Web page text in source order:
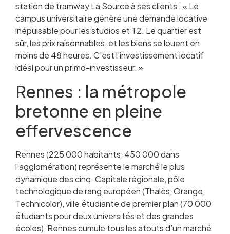
station de tramway La Source à ses clients : « Le
campus universitaire génère une demande locative
inépuisable pour les studios et T2. Le quartier est
sûr, les prix raisonnables, et les biens se louent en
moins de 48 heures. C’est l’investissement locatif
idéal pour un primo-investisseur. »
Rennes : la métropole
bretonne en pleine
effervescence
Rennes (225 000 habitants, 450 000 dans
l’agglomération) représente le marché le plus
dynamique des cinq. Capitale régionale, pôle
technologique de rang européen (Thalès, Orange,
Technicolor), ville étudiante de premier plan (70 000
étudiants pour deux universités et des grandes
écoles), Rennes cumule tous les atouts d’un marché